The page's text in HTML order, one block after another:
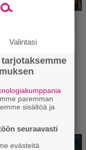
Valintasi
paremman
sisältöä ja
seuraavasti
evästeitä